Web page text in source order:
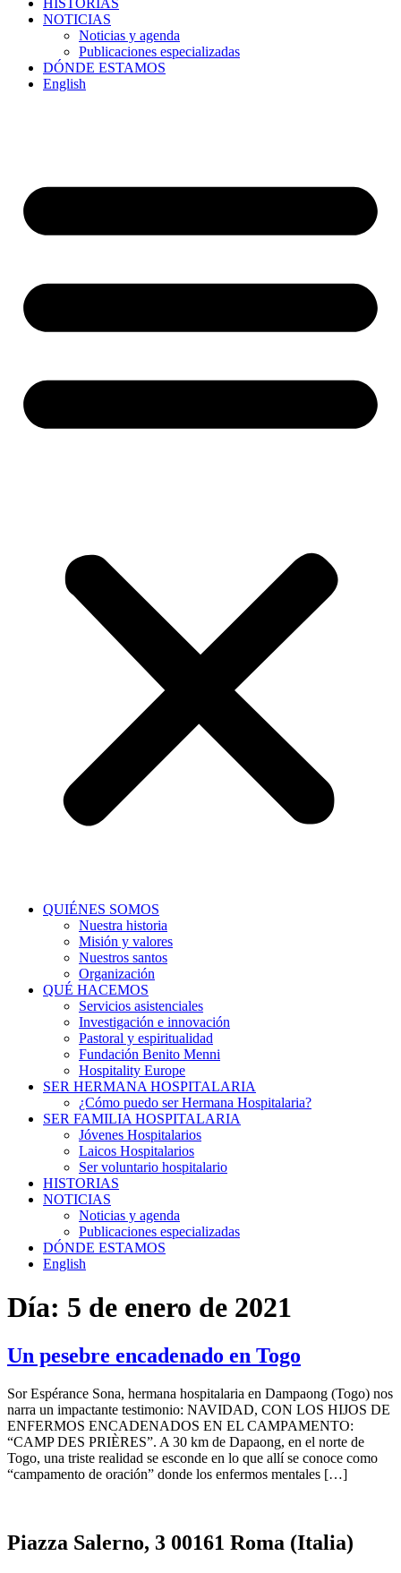
HISTORIAS
NOTICIAS
Noticias y agenda
Publicaciones especializadas
DÓNDE ESTAMOS
English
QUIÉNES SOMOS
Nuestra historia
Misión y valores
Nuestros santos
Organización
QUÉ HACEMOS
Servicios asistenciales
Investigación e innovación
Pastoral y espiritualidad
Fundación Benito Menni
Hospitality Europe
SER HERMANA HOSPITALARIA
¿Cómo puedo ser Hermana Hospitalaria?
SER FAMILIA HOSPITALARIA
Jóvenes Hospitalarios
Laicos Hospitalarios
Ser voluntario hospitalario
HISTORIAS
NOTICIAS
Noticias y agenda
Publicaciones especializadas
DÓNDE ESTAMOS
English
Día: 5 de enero de 2021
Un pesebre encadenado en Togo
Sor Espérance Sona, hermana hospitalaria en Dampaong (Togo) nos
narra un impactante testimonio: NAVIDAD, CON LOS HIJOS DE
ENFERMOS ENCADENADOS EN EL CAMPAMENTO:
“CAMP DES PRIÈRES”. A 30 km de Dapaong, en el norte de
Togo, una triste realidad se esconde en lo que allí se conoce como
“campamento de oración” donde los enfermos mentales […]
Piazza Salerno, 3 00161 Roma (Italia)